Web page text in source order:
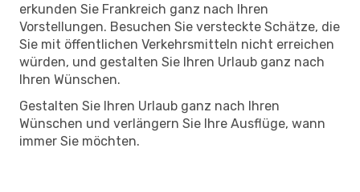
erkunden Sie Frankreich ganz nach Ihren
Vorstellungen. Besuchen Sie versteckte Schätze, die
Sie mit öffentlichen Verkehrsmitteln nicht erreichen
würden, und gestalten Sie Ihren Urlaub ganz nach
Ihren Wünschen.
Gestalten Sie Ihren Urlaub ganz nach Ihren
Wünschen und verlängern Sie Ihre Ausflüge, wann
immer Sie möchten.